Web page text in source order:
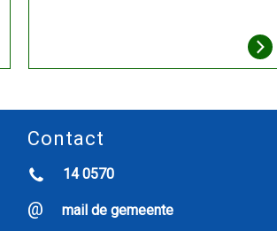
Contact
14 0570
mail de gemeente